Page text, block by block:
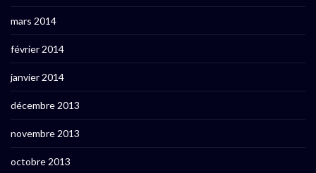
mars 2014
février 2014
janvier 2014
décembre 2013
novembre 2013
octobre 2013